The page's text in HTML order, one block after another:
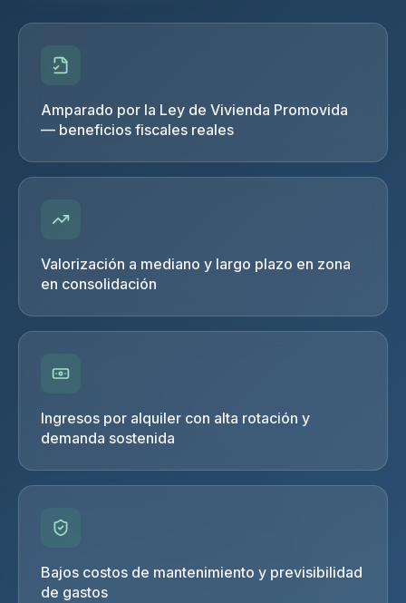
Amparado por la Ley de Vivienda Promovida
— beneficios fiscales reales
Valorización a mediano y largo plazo en zona
en consolidación
Ingresos por alquiler con alta rotación y
demanda sostenida
Bajos costos de mantenimiento y previsibilidad
de gastos